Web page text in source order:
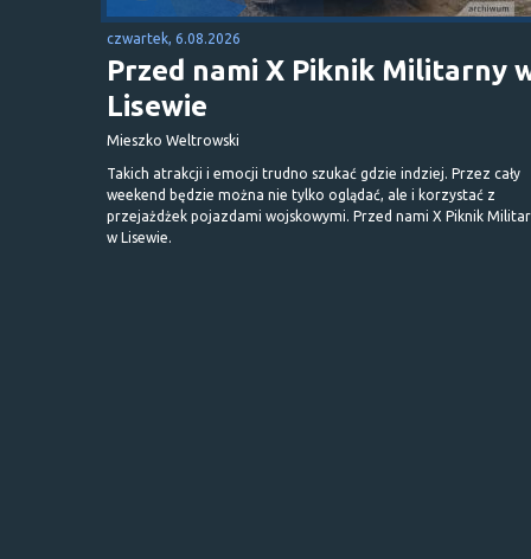
czwartek, 6.08.2026
Przed nami X Piknik Militarny
Lisewie
Mieszko Weltrowski
Takich atrakcji i emocji trudno szukać gdzie indziej. Przez cały
weekend będzie można nie tylko oglądać, ale i korzystać z
przejażdżek pojazdami wojskowymi. Przed nami X Piknik
w Lisewie.